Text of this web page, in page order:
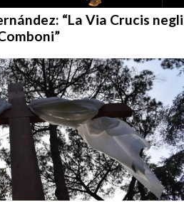
“La Via Crucis negli